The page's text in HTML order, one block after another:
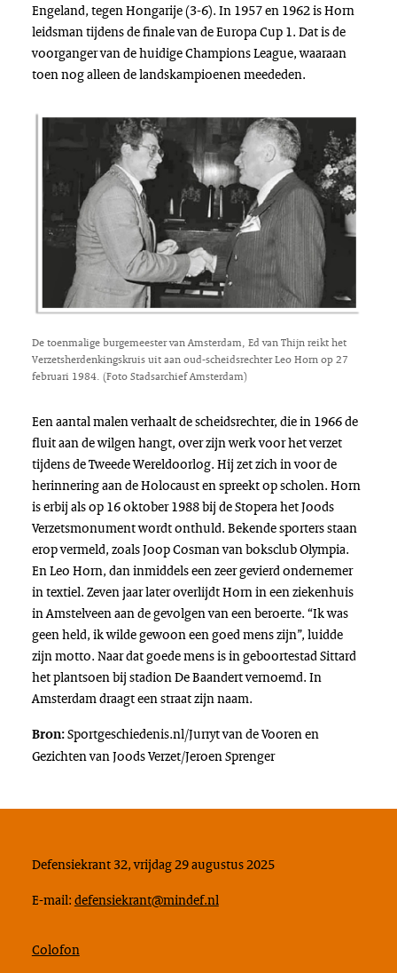
Engeland, tegen Hongarije (3-6). In 1957 en 1962 is Horn
leidsman tijdens de finale van de Europa Cup 1. Dat is de
voorganger van de huidigeChampions League, waaraan
toen nog alleen de landskampioenen meededen.
De toenmalige burgemeester van Amsterdam, Ed van Thijn reikt het
Verzetsherdenkingskruis uit aan oud-scheidsrechter Leo Horn op 27
februari 1984. (Foto Stadsarchief Amsterdam)
Een aantal malen verhaalt de scheidsrechter, die in 1966 de
fluit aan de wilgen hangt, over zijn werk voor het verzet
tijdens de Tweede Wereldoorlog. Hij zet zich in voor de
herinnering aan de Holocaust en spreekt op scholen. Horn
is erbij als op 16 oktober 1988 bij de Stopera het Joods
Verzetsmonument wordt onthuld. Bekende sporters staan
erop vermeld, zoals Joop Cosman van boksclub Olympia.
En Leo Horn, dan inmiddels een zeer gevierd ondernemer
in textiel. Zeven jaar later overlijdt Horn in een ziekenhuis
in Amstelveen aan de gevolgen van een beroerte. “Ik was
geen held, ik wilde gewoon een goed mens zijn”, luidde
zijn motto. Naar dat goede mens is in geboortestad Sittard
het plantsoen bij stadion De Baandert vernoemd. In
Amsterdam draagt een straat zijn naam.
Bron:Sportgeschiedenis.nl/Jurryt van de Vooren en
Gezichten van Joods Verzet/Jeroen Sprenger
Defensiekrant 32, vrijdag 29 augustus 2025
E-mail: defensiekrant@mindef.nl
Colofon